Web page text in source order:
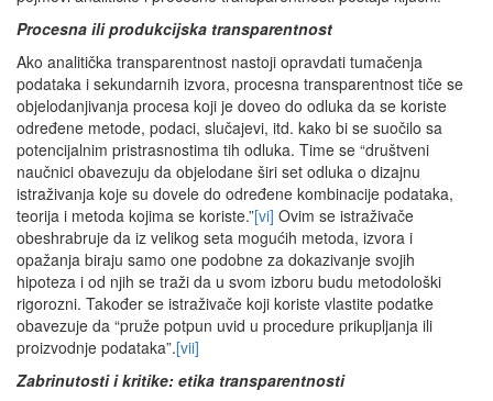
Procesna ili produkcijska transparentnost
Ako analitička transparentnost nastoji opravdati tumačenja
podataka i sekundarnih izvora, procesna transparentnost tiče se
objelodanjivanja procesa koji je doveo do odluka da se koriste
određene metode, podaci, slučajevi, itd. kako bi se suočilo sa
potencijalnim pristrasnostima tih odluka. Time se “društveni
naučnici obavezuju da objelodane širi set odluka o dizajnu
istraživanja koje su dovele do određene kombinacije podataka,
teorija i metoda kojima se koriste.”[vi] Ovim se istraživače
obeshrabruje da iz velikog seta mogućih metoda, izvora i
opažanja biraju samo one podobne za dokazivanje svojih
hipoteza i od njih se traži da u svom izboru budu metodološki
rigorozni. Također se istraživače koji koriste vlastite podatke
obavezuje da “pruže potpun uvid u procedure prikupljanja ili
proizvodnje podataka”.[vii]
Zabrinutosti i kritike: etika transparentnosti